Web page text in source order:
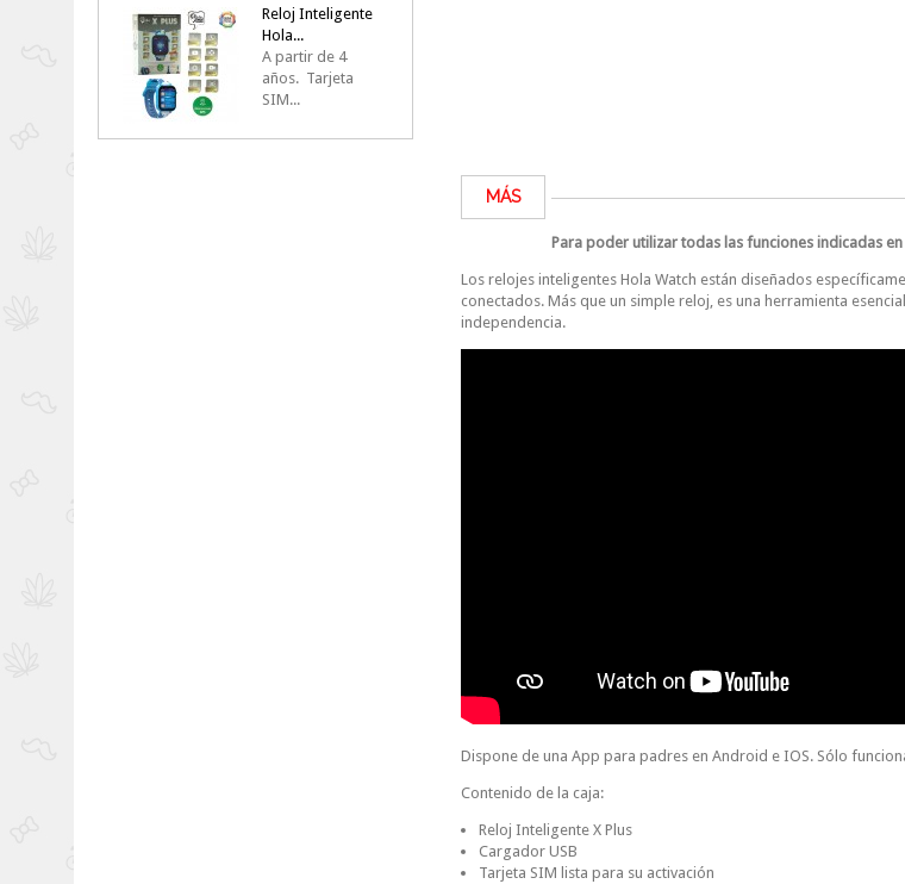
Reloj Inteligente
Hola...
A partir de 4
años. Tarjeta
SIM...
MÁS
Para poder utilizar todas las funciones indicadas
Los relojes inteligentes Hola Watch están diseñados
conectados. Más que un simple reloj, es una herramienta
independencia.
Dispone de una App para padres en Android e IOS. Sólo
Contenido de la caja:
Reloj Inteligente X Plus
Cargador USB
Tarjeta SIM lista para su activación